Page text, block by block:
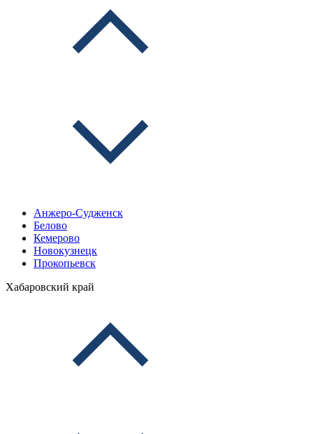
Анжеро-Судженск
Белово
Кемерово
Новокузнецк
Прокопьевск
Хабаровский край